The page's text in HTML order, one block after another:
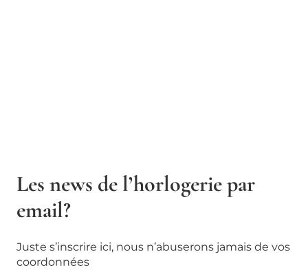
Les news de l’horlogerie par
email?
Juste s’inscrire ici, nous n’abuserons jamais de vos
coordonnées